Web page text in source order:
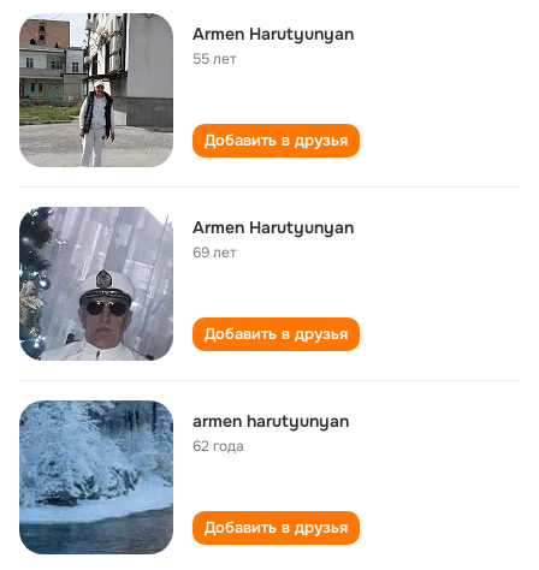
Armen Harutyunyan
55 лет
Добавить в друзья
Armen Harutyunyan
69 лет
Добавить в друзья
armen harutyunyan
62 года
Добавить в друзья